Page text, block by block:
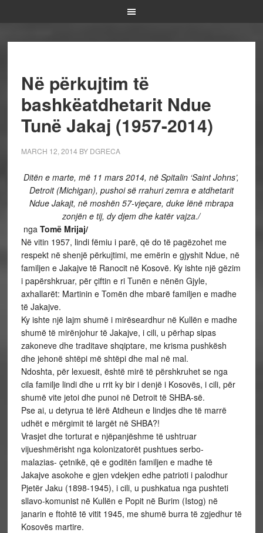
Në përkujtim të
bashkëatdhetarit Ndue
Tunë Jakaj (1957-2014)
MARCH 12, 2014 BY DGRECA
Ditën e marte, më 11 mars 2014, në Spitalin ‘Saint Johns’,
Detroit (Michigan), pushoi së rrahuri zemra e atdhetarit
Ndue Jakajt, në moshën 57-vjeçare, duke lënë mbrapa
zonjën e tij, dy djem dhe katër vajza./
nga Tomë Mrijaj/
Në vitin 1957, lindi fëmiu i parë, që do të pagëzohet me
respekt në shenjë përkujtimi, me emërin e gjyshit Ndue, në
familjen e Jakajve të Ranocit në Kosovë. Ky ishte një gëzim
i papërshkruar, për çiftin e ri Tunën e nënën Gjyle,
axhallarët: Martinin e Tomën dhe mbarë familjen e madhe
të Jakajve.
Ky ishte një lajm shumë i mirëseardhur në Kullën e madhe
shumë të mirënjohur të Jakajve, i cili, u përhap sipas
zakoneve dhe traditave shqiptare, me krisma pushkësh
dhe jehonë shtëpi më shtëpi dhe mal në mal.
Ndoshta, për lexuesit, është mirë të përshkruhet se nga
cila familje lindi dhe u rrit ky bir i denjë i Kosovës, i cili, për
shumë vite jetoi dhe punoi në Detroit të SHBA-së.
Pse ai, u detyrua të lërë Atdheun e lindjes dhe të marrë
udhët e mërgimit të largët në SHBA?!
Vrasjet dhe torturat e njëpanjëshme të ushtruar
vijueshmërisht nga kolonizatorët pushtues serbo-
malazias- çetnikë, që e goditën familjen e madhe të
Jakajve asokohe e gjen vdekjen edhe patrioti i palodhur
Pjetër Jaku (1898-1945), i cili, u pushkatua nga pushteti
sllavo-komunist në Kullën e Popit në Burim (Istog) në
janarin e ftohtë të vitit 1945, me shumë burra të zgjedhur të
Kosovës martire.